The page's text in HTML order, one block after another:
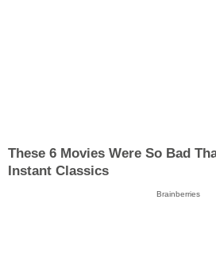
These 6 Movies Were So Bad
Instant Classics
Brainberries